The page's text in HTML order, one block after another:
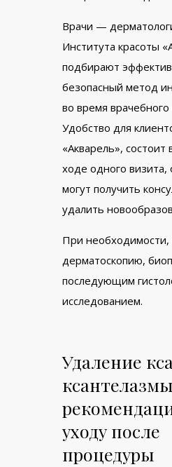
Врачи —
Института красоты
подбирают
безопасный метод
во время врачебного
Удобство для
«Акварель», состоит
ходе одного визита,
могут получить
удалить
При необходимости,
дерматоскопию,
последующим
исследованием.
Удаление
уходу после
процедуры